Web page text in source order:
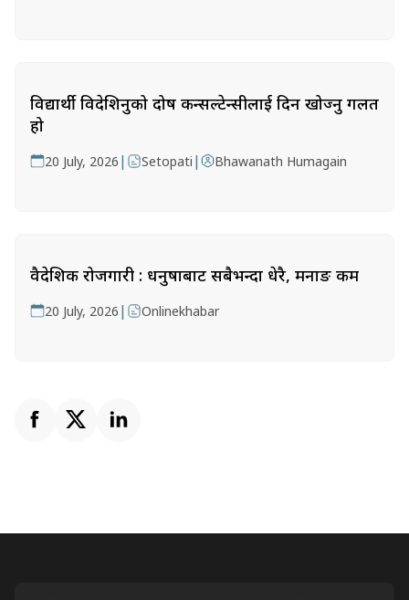
विद्यार्थी विदेशिनुको दोष कन्सल्टेन्सीलाई दिन खोज्नु गलत
हो
20 July, 2026 | Setopati | Bhawanath Humagain
वैदेशिक रोजगारी : धनुषाबाट सबैभन्दा धेरै, मनाङ कम
20 July, 2026 | Onlinekhabar